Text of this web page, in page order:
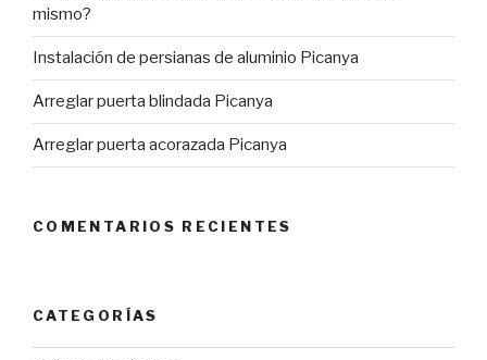
mismo?
Instalación de persianas de aluminio Picanya
Arreglar puerta blindada Picanya
Arreglar puerta acorazada Picanya
COMENTARIOS RECIENTES
CATEGORÍAS